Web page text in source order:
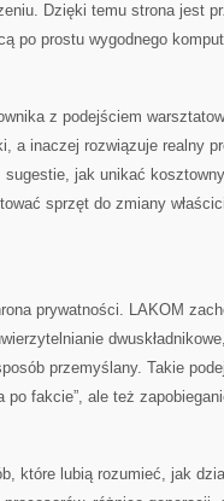
Dzięki temu strona jest
po prostu wygodnego
z podejściem
a inaczej rozwiązuje realny
jak unikać
sprzęt do zmiany
prywatności. LAKOM
przemyślany. Takie
po fakcie”, ale też
które lubią rozumieć, jak